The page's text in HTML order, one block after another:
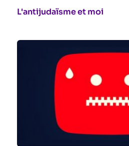
L'antijudaïsme et moi